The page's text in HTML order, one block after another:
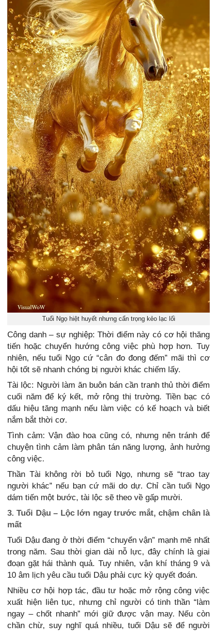
Tuổi Ngọ hiệt huyết nhưng cẩn trọng kẻo lạc lối
Công danh – sự nghiệp: Thời điểm này có cơ hội thăng
tiến hoặc chuyển hướng công việc phù hợp hơn. Tuy
nhiên, nếu tuổi Ngọ cứ “cân đo đong đếm” mãi thì cơ
hội tốt sẽ nhanh chóng bị người khác chiếm lấy.
Tài lộc: Người làm ăn buôn bán cần tranh thủ thời điểm
cuối năm để ký kết, mở rộng thị trường. Tiền bạc có
dấu hiệu tăng mạnh nếu làm việc có kế hoạch và biết
nắm bắt thời cơ.
Tình cảm: Vận đào hoa cũng có, nhưng nên tránh để
chuyện tình cảm làm phân tán năng lượng, ảnh hưởng
công việc.
Thần Tài không rời bỏ tuổi Ngọ, nhưng sẽ “trao tay
người khác” nếu bạn cứ mãi do dự. Chỉ cần tuổi Ngọ
dám tiến một bước, tài lộc sẽ theo về gấp mười.
3. Tuổi Dậu – Lộc lớn ngay trước mắt, chậm chân là
mất
Tuổi Dậu đang ở thời điểm “chuyển vận” mạnh mẽ nhất
trong năm. Sau thời gian dài nỗ lực, đây chính là giai
đoạn gặt hái thành quả. Tuy nhiên, vận khí tháng 9 và
10 âm lịch yêu cầu tuổi Dậu phải cực kỳ quyết đoán.
Nhiều cơ hội hợp tác, đầu tư hoặc mở rộng công việc
xuất hiện liên tục, nhưng chỉ người có tinh thần “làm
ngay – chốt nhanh” mới giữ được vận may. Nếu còn
chần chừ, suy nghĩ quá nhiều, tuổi Dậu sẽ để người